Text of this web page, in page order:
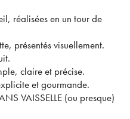
réalisées en un tour de
présentés visuellement.
claire et précise.
et gourmande.
VAISSELLE (ou presque)